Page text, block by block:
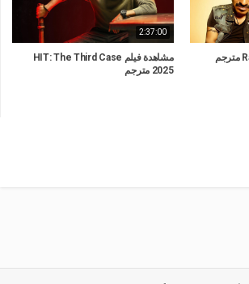
2:37:00
مشاهدة فيلم HIT: The Third Case
2025 مترجم